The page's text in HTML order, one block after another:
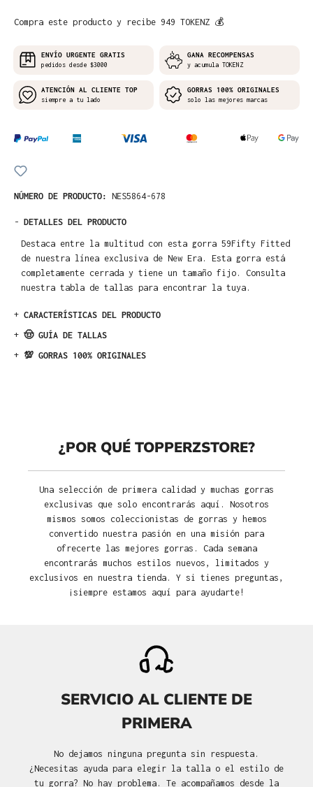
Compra este producto y recibe 949 TOKENZ 💰
ENVÍO URGENTE GRATIS
pedidos desde $3000
GANA RECOMPENSAS
y acumula TOKENZ
ATENCIÓN AL CLIENTE TOP
siempre a tu lado
GORRAS 100% ORIGINALES
solo las mejores marcas
NÚMERO DE PRODUCTO: NES5864-678
- DETALLES DEL PRODUCTO
Destaca entre la multitud con esta gorra 59Fifty Fitted
de nuestra línea exclusiva de New Era. Esta gorra está
completamente cerrada y tiene un tamaño fijo. Consulta
nuestra tabla de tallas para encontrar la tuya.
+ CARACTERÍSTICAS DEL PRODUCTO
+ 🤠 GUÍA DE TALLAS
+ 💯 GORRAS 100% ORIGINALES
¿POR QUÉ TOPPERZSTORE?
Una selección de primera calidad y muchas gorras
exclusivas que solo encontrarás aquí. Nosotros
mismos somos coleccionistas de gorras y hemos
convertido nuestra pasión en una misión para
ofrecerte las mejores gorras. Cada semana
encontrarás muchos estilos nuevos, limitados y
exclusivos en nuestra tienda. Y si tienes preguntas,
¡siempre estamos aquí para ayudarte!
SERVICIO AL CLIENTE DE
PRIMERA
No dejamos ninguna pregunta sin respuesta.
¿Necesitas ayuda para elegir la talla o el estilo de
tu gorra? No hay problema. Te acompañamos desde la